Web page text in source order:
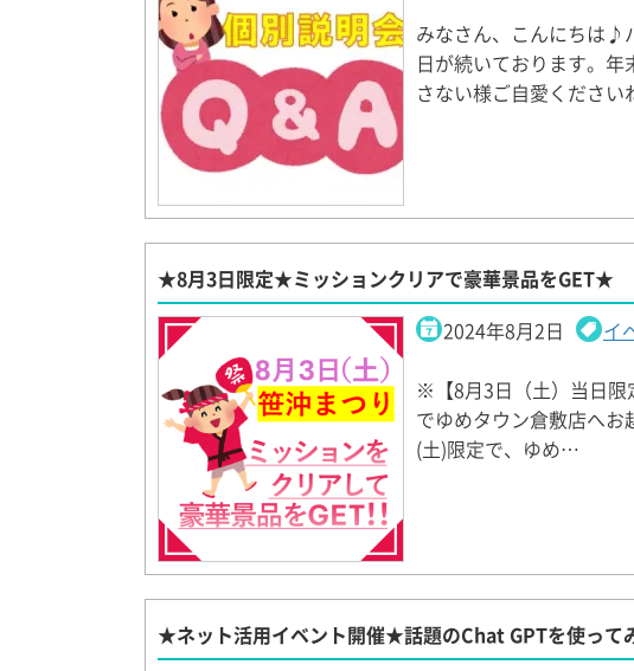
みなさん、こんにちは♪
日が続いております。
さない様ご自愛くださ
★8月3日限定★ミッションクリアで豪華景品をGET★
2024年8月2日
イ
※【8月3日（土）当日限
でゆめタウン倉敷店へ
(土)限定で、ゆめ…
★ネット活用イベント開催★話題のChat GPTを使って